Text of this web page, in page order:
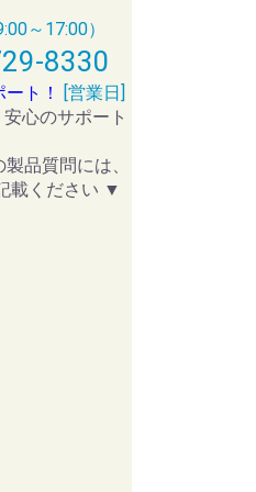
～17:00）
8330
ト！
[営業日]
心のサポート
品質問には、
載ください ▼